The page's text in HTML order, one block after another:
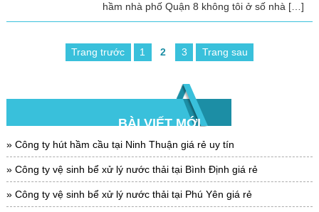
hầm nhà phố Quận 8 không tôi ở số nhà […]
Trang trước 1 2 3 Trang sau
BÀI VIẾT MỚI
Công ty hút hầm cầu tại Ninh Thuận giá rẻ uy tín
Công ty vệ sinh bể xử lý nước thải tại Bình Định giá rẻ
Công ty vệ sinh bể xử lý nước thải tại Phú Yên giá rẻ